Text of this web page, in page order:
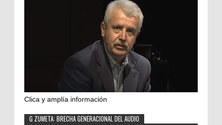
Clica y amplía información
G ZUMETA: BRECHA GENERACIONAL DEL AUDIO